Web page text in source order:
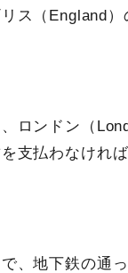
ス（England）
ロンドン（
支払わなければ
、地下鉄の通